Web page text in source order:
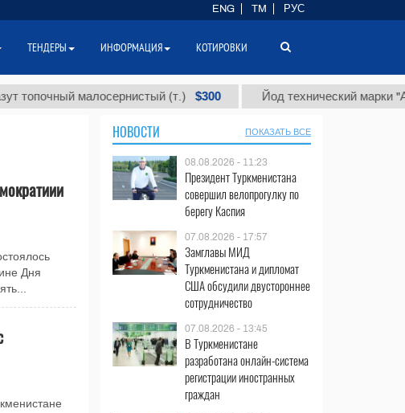
малосернистый (т.) $300 Йод технический марки "А" (т.)
Дня
НОВОСТИ ПОКАЗАТЬ ВСЕ
08.08.2026 - 11:23
Президент Туркменистана
совершил велопрогулку по
берегу Каспия
07.08.2026 - 17:57
Замглавы МИД
Туркменистана и дипломат
США обсудили двустороннее
сотрудничество
07.08.2026 - 13:45
В Туркменистане
разработана онлайн-система
регистрации иностранных
граждан
ENG TM РУС
ТЕНДЕРЫ ИНФОРМАЦИЯ КОТИРОВКИ